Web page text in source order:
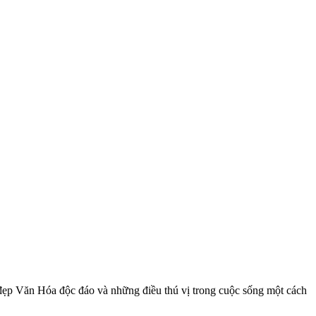
Văn Hóa độc đáo và những điều thú vị trong cuộc sống một cách